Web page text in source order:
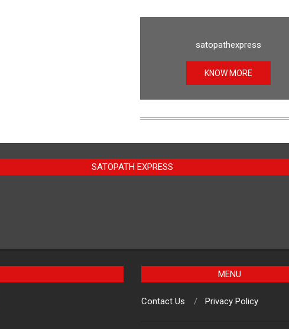
satopathexpress
KNOW MORE
SATOPATH EXPRESS
MENU
Contact Us Privacy Policy